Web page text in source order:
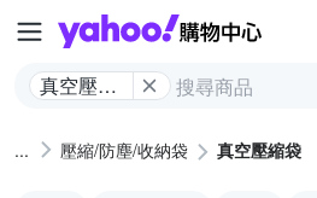
真空壓縮
壓縮/防塵/收納袋 真空壓縮袋